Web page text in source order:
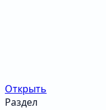
Открыть
Раздел